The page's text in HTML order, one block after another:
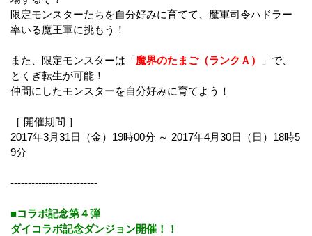
限定モンスターたちを自分好みに育てて、魔軍司令ハドラー
率いる魔王軍に挑もう！
また、限定モンスターは「魔界のたまご（ランクＡ）
」で、
とくぎ転生が可能！
仲間にしたモンスターを自分好みに育てよう！
［ 開催期間 ］
2017年3月31日（金）19時00分 ～ 2017年4月30日（日）18時5
9分
-------------------------
■コラボ記念第４弾
ダイコラボ記念ダンジョン開催！！